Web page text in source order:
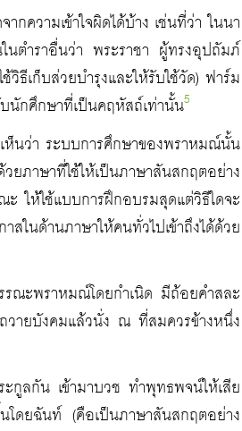
ความเข้าใจผิดได้บ้าง เช่นที่ว่า ในนา
นตำราอื่นว่า พระราชา ผู้ทรงอุปถัมภ์
เก็บส่วยบำรุงและให้รับใช้วัด) ฟาร์ม
นักศึกษาที่เป็นคฤหัสถ์เท่านั้น5
นว่า ระบบการศึกษาของพราหมณ์นั้น
ภาษาที่ใช้ให้เป็นภาษาสันสกฤตอย่าง
ให้ใช้แบบการฝึกอบรมสุดแต่วิธีใดจะ
ในด้านภาษาให้คนทั่วไปเข้าถึงได้ด้วย
ะพราหมณ์โดยกำเนิด มีถ้อยคำสละ
ถวายบังคมแล้วนั่ง ณ ที่สมควรข้างหนึ่ง
กูลกัน เข้ามาบวช ทำพุทธพจน์ให้เสีย
ดยฉันท์ (คือเป็นภาษาสันสกฤตอย่าง